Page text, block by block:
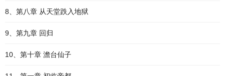
8、第八章 从天堂跌入地狱
9、第九章 回归
10、第十章 澹台仙子